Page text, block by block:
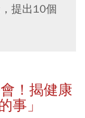
提出10個
！揭健康
事」